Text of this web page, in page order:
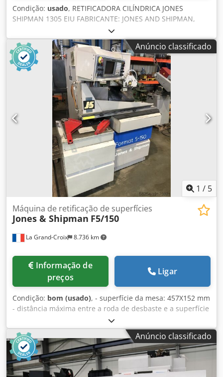
Condição: usado, RETIFICADORA CILÍNDRICA JONES
SHIPMAN 1305 EIU FABRICANTE: JONES AND SHIPMAN,
FABRICADO NA INGLATERRA MODELO: 1305 EIU ALTURA
DO CENTRO: 185,0 mm DIÂMETRO MÁXIMO: 370,0 mm
COMPRIMENTO MÁXIMO DE RETIFICAÇÃO: 1016,0 mm
DIMENSÃO MÁXIMA DA REBOLO: 350,0 mm x 40,0 mm
VELOCIDADE DE RETIFICAÇÃO: 40 – 320 RPM ROTAÇÃO DA
MESA: 16° A –12° VELOCIDADE MÁXIMA DO EIXO INTERNO:
24.000 RPM ADICIONAL: - Sistema de leitura digital
HEIDENHAIN (DRO) - Acessório para retificação interna -
Ampla gama de ferramentas e acessórios - Várias placas
magnéticas Codpey Hi Epefx Apmsrf - Controle pendente -
Unidade hidráulica Máquina limpa
Anúncio classificado
1 / 5
La Grand-Croix 8.736 km
Máquina de retificação de superfícies
Jones & Shipman F5/150
preços
Ligar
Condição: bom (usado), - superfície da mesa: 457X152 mm
- distância máxima entre a roda de desbaste e a superfície
da mesa: 400 mm - potência do fuso de moagem: 2,2 KW -
dimensões da roda de desbaste: diam. 200X25 mm -
velocidade de rotação da roda de moagem: 1000-4000 rpm
- velocidade de movimento da mesa: 1-25 m/min -
incremento mínimo programável: 0,001 mm Cjdjwlhtvjpfx
Apmjrf - dimensões: 1800X1200X1950 mm
Anúncio classificado